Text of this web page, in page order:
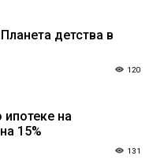
детства в
120
на
15%
131